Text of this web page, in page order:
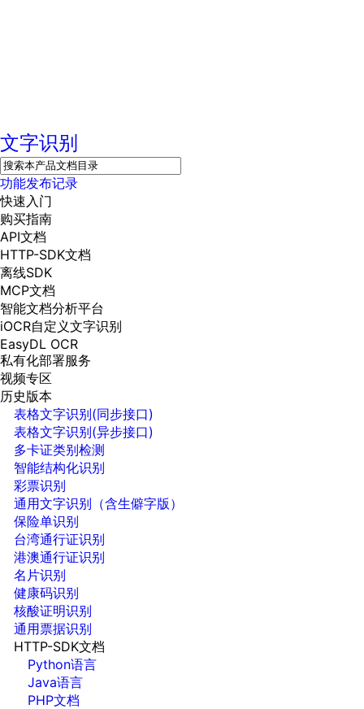
文字识别
功能发布记录
快速入门
购买指南
API文档
HTTP-SDK文档
离线SDK
MCP文档
智能文档分析平台
iOCR自定义文字识别
EasyDL OCR
私有化部署服务
视频专区
历史版本
表格文字识别(同步接口)
表格文字识别(异步接口)
多卡证类别检测
智能结构化识别
彩票识别
通用文字识别（含生僻字版）
保险单识别
台湾通行证识别
港澳通行证识别
名片识别
健康码识别
核酸证明识别
通用票据识别
HTTP-SDK文档
Python语言
Java语言
PHP文档